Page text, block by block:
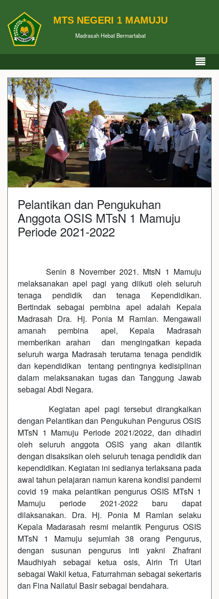
MTS NEGERI 1 MAMUJU
Madrasah Hebat Bermartabat
Pelantikan dan Pengukuhan
Anggota OSIS MTsN 1 Mamuju
Periode 2021-2022
Senin 8 November 2021. MtsN 1 Mamuju
melaksanakan apel pagi yang diikuti oleh seluruh
tenaga pendidik dan tenaga Kependidikan.
Bertindak sebagai pembina apel adalah Kepala
Madrasah Dra. Hj. Ponia M Ramlan. Mengawali
amanah pembina apel, Kepala Madrasah
memberikan arahan dan mengingatkan kepada
seluruh warga Madrasah terutama tenaga pendidik
dan kependidikan tentang pentingnya kedisiplinan
dalam melaksanakan tugas dan Tanggung Jawab
sebagai Abdi Negara.
Kegiatan apel pagi tersebut dirangkaikan
dengan Pelantikan dan Pengukuhan Pengurus OSIS
MTsN 1 Mamuju Periode 2021/2022, dan dihadiri
oleh seluruh anggota OSIS yang akan dilantik
dengan disaksikan oleh seluruh tenaga pendidik dan
kependidikan. Kegiatan ini sedianya terlaksana pada
awal tahun pelajaran namun karena kondisi pandemi
covid 19 maka pelantikan pengurus OSIS MTsN 1
Mamuju periode 2021-2022 baru dapat
dilaksanakan. Dra. Hj. Ponia M Ramlan selaku
Kepala Madarasah resmi melantik Pengurus OSIS
MTsN 1 Mamuju sejumlah 38 orang Pengurus,
dengan susunan pengurus inti yakni Zhafrani
Maudhiyah sebagai ketua osis, Airin Tri Utari
sebagai Wakil ketua, Faturrahman sebagai sekertaris
dan Fina Nailatul Basir sebagai bendahara.